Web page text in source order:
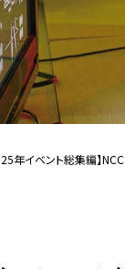
年イベント総集編】